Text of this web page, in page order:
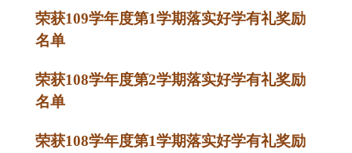
荣获109学年度第1学期落实好学有礼奖励
名单
荣获108学年度第2学期落实好学有礼奖励
名单
荣获108学年度第1学期落实好学有礼奖励